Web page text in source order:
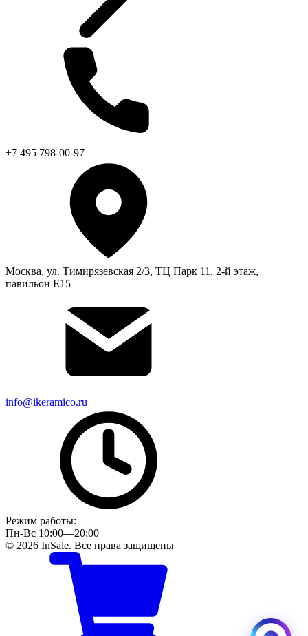
+7 495 798-00-97
Москва, ул. Тимирязевская 2/3, ТЦ Парк 11, 2-й этаж,
павильон Е15
info@ikeramico.ru
Режим работы:
Пн-Вс 10:00—20:00
© 2026 InSale. Все права защищены